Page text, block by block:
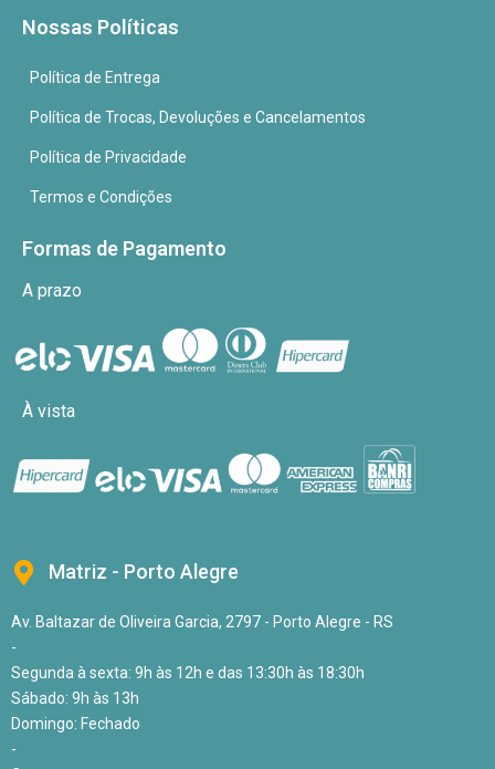
Nossas Políticas
Política de Entrega
Política de Trocas, Devoluções e Cancelamentos
Política de Privacidade
Termos e Condições
Formas de Pagamento
A prazo
À vista
Matriz - Porto Alegre
Av. Baltazar de Oliveira Garcia, 2797 - Porto Alegre - RS
-
Segunda à sexta: 9h às 12h e das 13:30h às 18:30h
Sábado: 9h às 13h
Domingo: Fechado
-